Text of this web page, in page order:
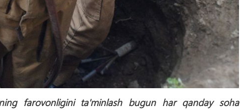
farovonligini ta'minlash bugun har qanday soha